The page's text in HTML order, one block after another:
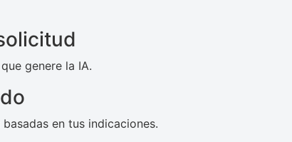
genere la IA.
en tus indicaciones.